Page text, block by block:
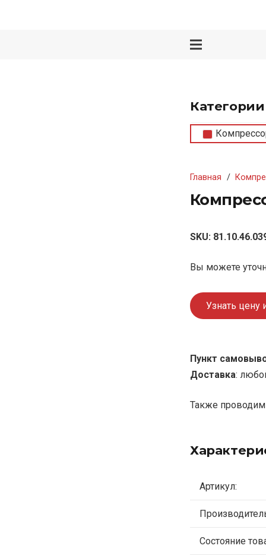
Главная /
SKU:
Вы можете
Узнать цену
Пункт
Доставка:
Также проводим
Артикул:
Состояние